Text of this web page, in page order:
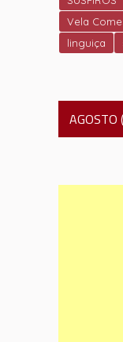
Vela
linguiça